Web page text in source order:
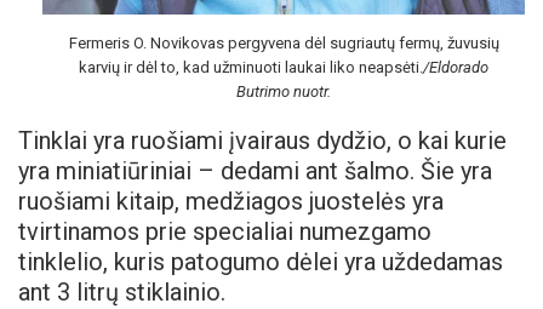
Fermeris O. Novikovas pergyvena dėl sugriautų fermų, žuvusių
karvių ir dėl to, kad užminuoti laukai liko neapsėti./Eldorado
Butrimo nuotr.
Tinklai yra ruošiami įvairaus dydžio, o kai kurie
yra miniatiūriniai – dedami ant šalmo. Šie yra
ruošiami kitaip, medžiagos juostelės yra
tvirtinamos prie specialiai numezgamo
tinklelio, kuris patogumo dėlei yra uždedamas
ant 3 litrų stiklainio.